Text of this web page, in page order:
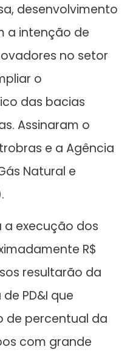
desenvolvimento
a intenção de
no setor
o
das bacias
Assinaram o
e a Agência
Natural e
a execução dos
R$
resultarão da
PD&I que
de percentual da
com grande